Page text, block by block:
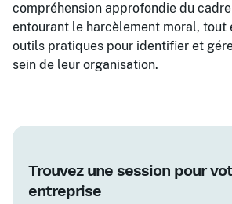
compréhension approfondie du
entourant le harcèlement moral, tout
outils pratiques pour identifier et
sein de leur organisation.
Trouvez une session pour
entreprise